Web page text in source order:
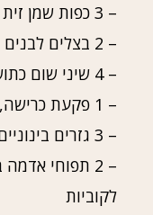
– 3 כפות שמן זית
– 2 בצלים לבנים גדולים, קצוצים דק
– 4 שיני שום כתושות
– 1 פקעת כרישה, פרוסה דק
– 3 גזרים בינוניים, קלופים וחתוכים לעיגולים
– 2 תפוחי
לקוביות